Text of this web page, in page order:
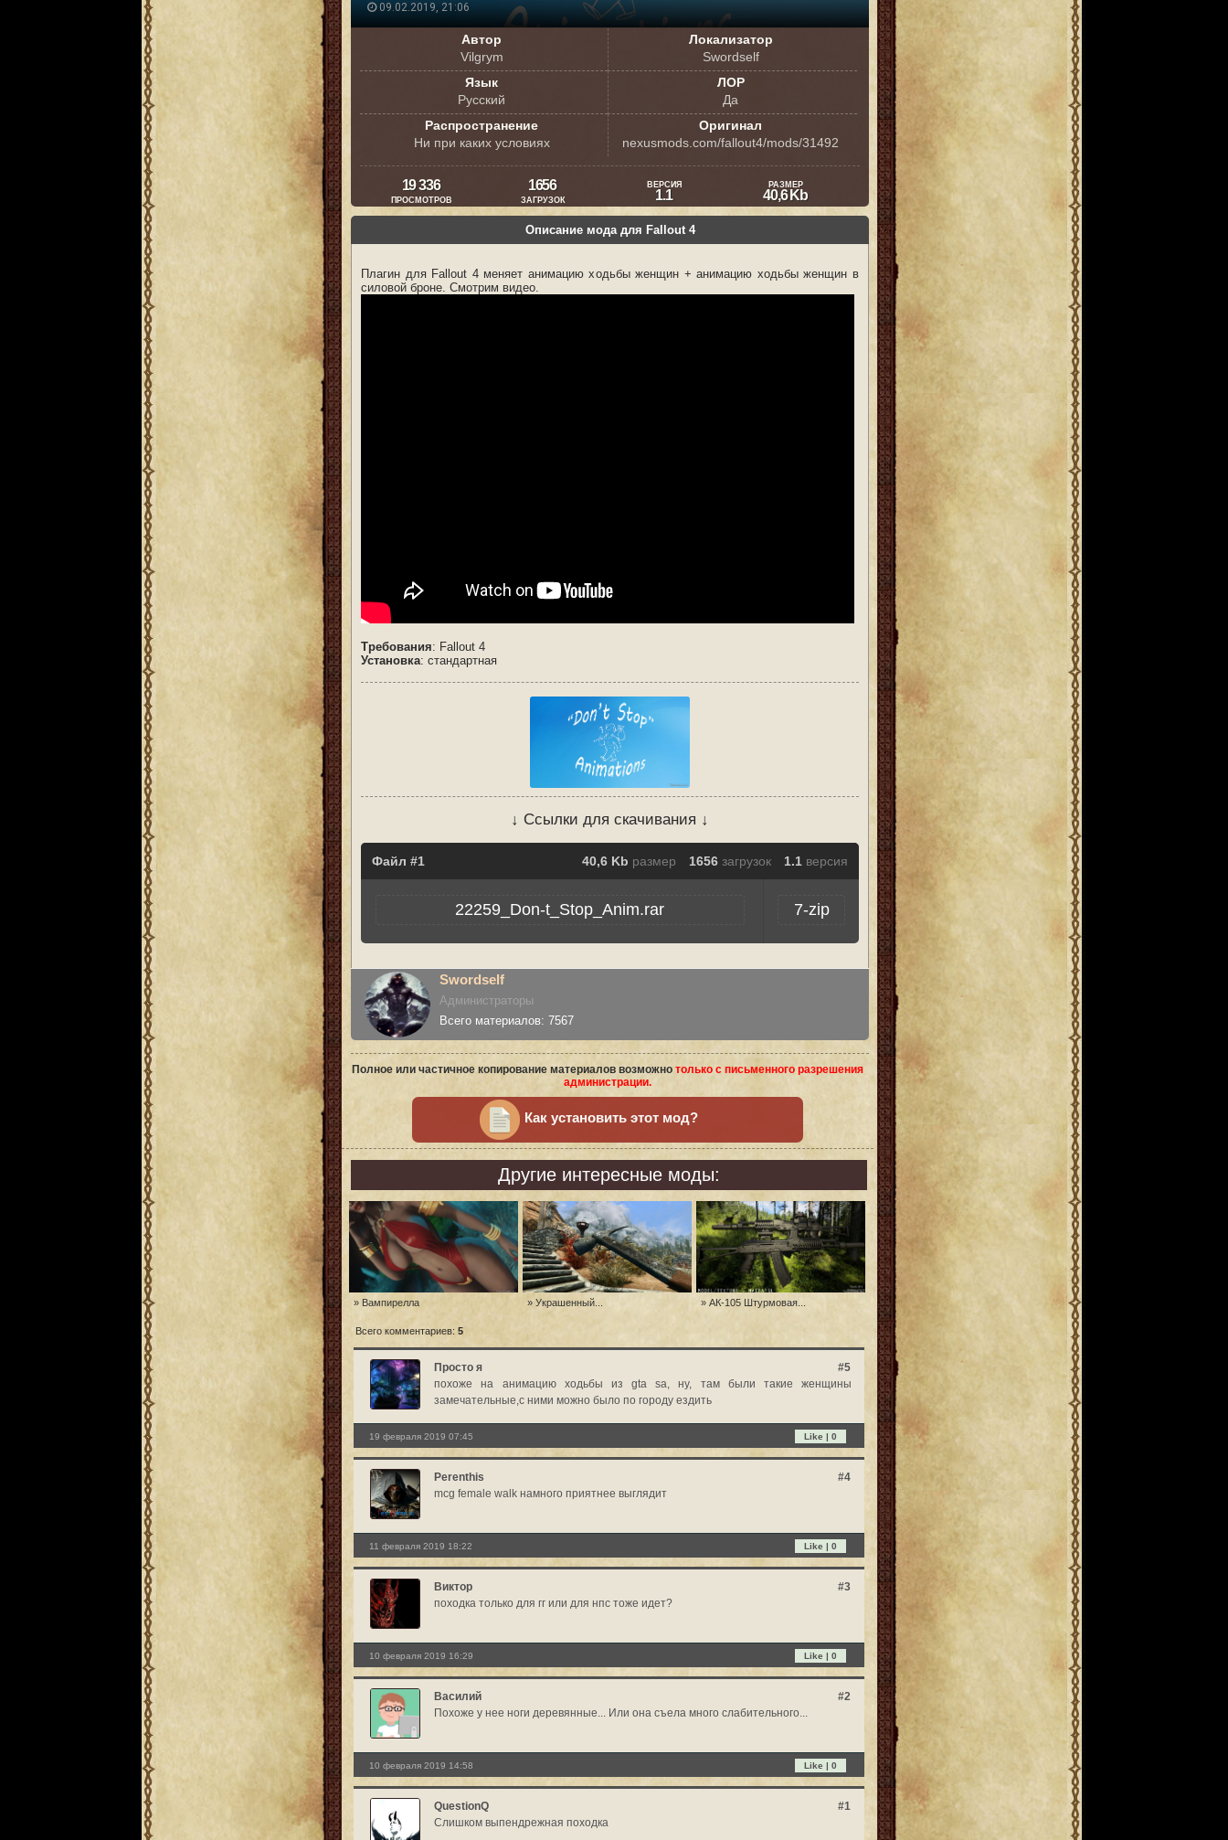
09.02.2019, 21:06
Автор
Vilgrym
Локализатор
Swordself
Язык
Русский
ЛОР
Да
Распространение
Ни при каких условиях
Оригинал
nexusmods.com/fallout4/mods/31492
19 336
ПРОСМОТРОВ
1656
ЗАГРУЗОК
ВЕРСИЯ
1.1
РАЗМЕР
40,6 Kb
Описание мода для Fallout 4
Плагин для Fallout 4 меняет анимацию ходьбы женщин + анимацию ходьбы женщин в
силовой броне. Смотрим видео.
Требования: Fallout 4
Установка: стандартная
↓ Ссылки для скачивания ↓
Файл 40,6 Kb размер 1656 загрузок 1.1 версия
22259_Don-t_Stop_Anim.rar 7-zip
Swordself
Администраторы
Всего материалов: 7567
Полное или частичное копирование материалов возможно только с письменного разрешения
администрации.
Как установить этот мод?
Другие интересные моды:
» Вампирелла » Украшенный... » АК-105 Штурмовая...
Всего комментариев: 5
Просто я
#5
похоже на анимацию ходьбы из gta sa, ну, там были такие женщины
замечательные,с ними можно было по городу ездить
19 февраля 2019 07:45 Like | 0
Perenthis
#4
mcg female walk намного приятнее выглядит
11 февраля 2019 18:22 Like | 0
Виктор
#3
походка только для гг или для нпс тоже идет?
10 февраля 2019 16:29 Like | 0
Василий
#2
Похоже у нее ноги деревянные... Или она съела много слабительного...
10 февраля 2019 14:58 Like | 0
QuestionQ
#1
Слишком выпендрежная походка